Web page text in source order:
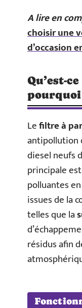
A lire en
choisir une
d’occasion
Qu’est-
pourquoi
Lefiltre à
antipollution
diesel neufs
principale
polluantes
issues de la
telles que la
résidus afin